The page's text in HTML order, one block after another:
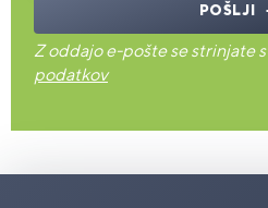
POŠLJI
Z oddajo e-pošte se strinjate s
podatkov